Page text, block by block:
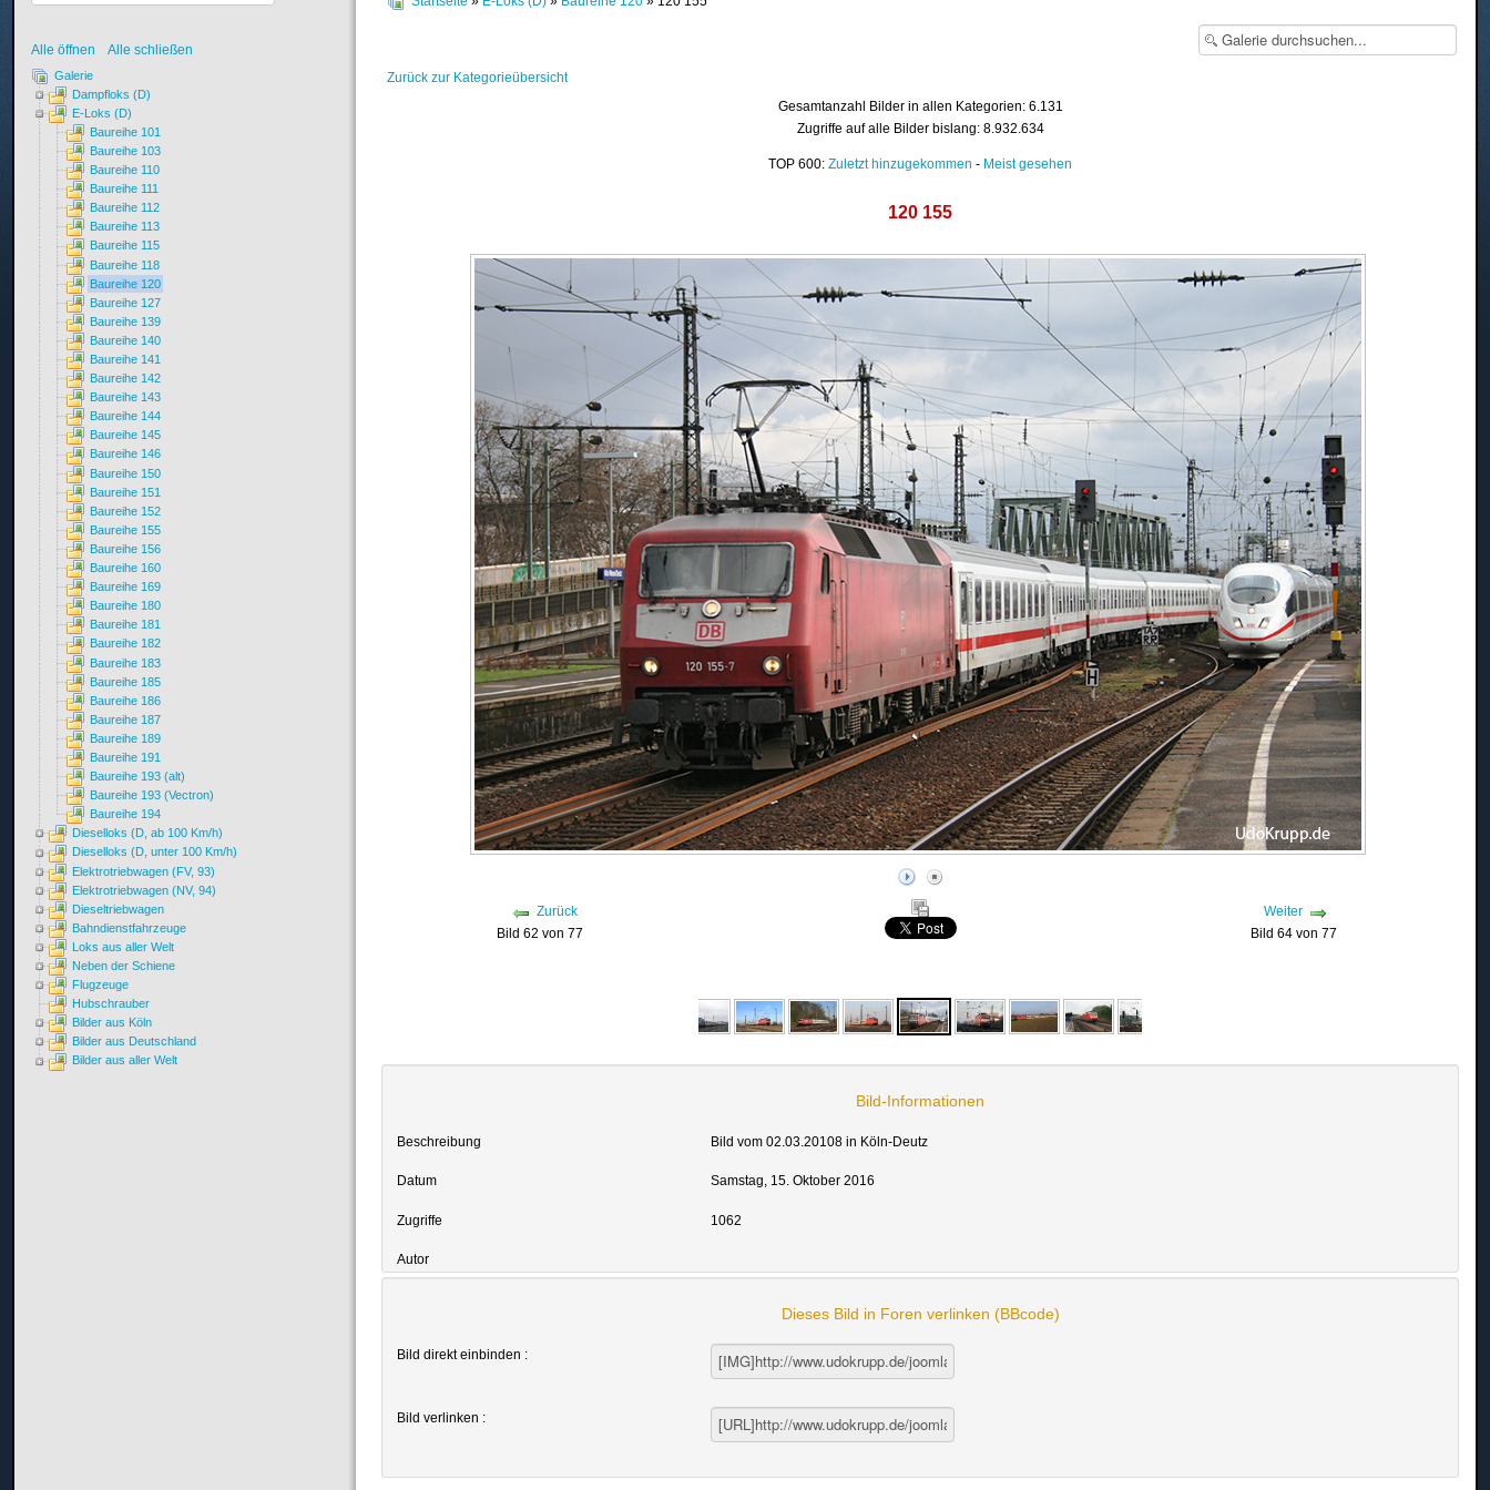
Zurück zur Kategorieübersicht
Gesamtanzahl Bilder in allen Kategorien: 6.131
Zugriffe auf alle Bilder bislang: 8.932.634
TOP 600:Zuletzt hinzugekommen - Meist gesehen
120 155
Zurück
Bild 62 von 77
Weiter
Bild 64 von 77
Bild-Informationen
Beschreibung Bild vom 02.03.20108 in Köln-Deutz
Datum Samstag, 15. Oktober 2016
Zugriffe 1062
Autor
Dieses Bild in Foren verlinken (BBcode)
Bild direkt einbinden :
Bild verlinken :
Alle öffnen Alle schließen
Galerie
Dampfloks (D)
E-Loks (D)
Baureihe 101
Baureihe 103
Baureihe 110
Baureihe 111
Baureihe 112
Baureihe 113
Baureihe 115
Baureihe 118
Baureihe 120
Baureihe 127
Baureihe 139
Baureihe 140
Baureihe 141
Baureihe 142
Baureihe 143
Baureihe 144
Baureihe 145
Baureihe 146
Baureihe 150
Baureihe 151
Baureihe 152
Baureihe 155
Baureihe 156
Baureihe 160
Baureihe 169
Baureihe 180
Baureihe 181
Baureihe 182
Baureihe 183
Baureihe 185
Baureihe 186
Baureihe 187
Baureihe 189
Baureihe 191
Baureihe 193 (alt)
Baureihe 193 (Vectron)
Baureihe 194
Dieselloks (D, ab 100 Km/h)
Dieselloks (D, unter 100 Km/h)
Elektrotriebwagen (FV, 93)
Elektrotriebwagen (NV, 94)
Dieseltriebwagen
Bahndienstfahrzeuge
Loks aus aller Welt
Neben der Schiene
Flugzeuge
Hubschrauber
Bilder aus Köln
Bilder aus Deutschland
Bilder aus aller Welt